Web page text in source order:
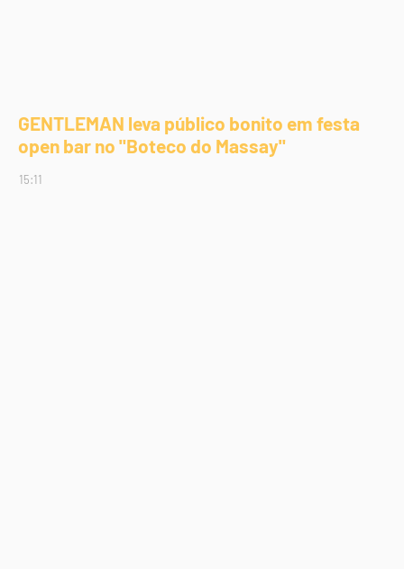
GENTLEMAN leva público bonito em festa
open bar no "Boteco do Massay"
15:11